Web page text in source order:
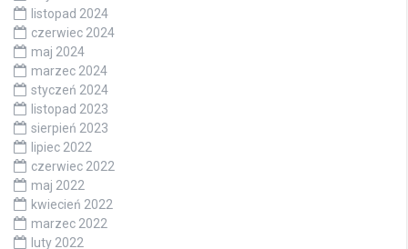
listopad 2024
czerwiec 2024
maj 2024
marzec 2024
styczeń 2024
listopad 2023
sierpień 2023
lipiec 2022
czerwiec 2022
maj 2022
kwiecień 2022
marzec 2022
luty 2022